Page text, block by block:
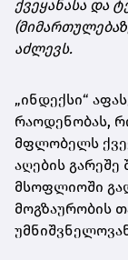
ქვეყანასა და
აძლევს.
„ინდექსი“
რაოდენობას,
მფლობელს
აღების გარეშე
მსოფლიოში
მოგზაურობის